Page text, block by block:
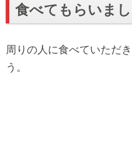
食べてもらいま
周りの人に食べていただ
う。